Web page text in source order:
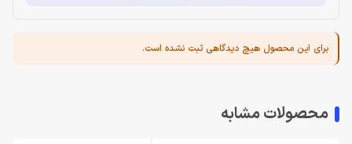
برای این محصول هیچ دیدگاهی ثبت نشده است.
محصولات مشابه